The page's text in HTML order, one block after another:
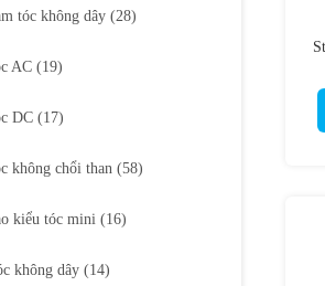
tóc không dây (28)
AC (19)
DC (17)
không chổi than (58)
kiểu tóc mini (16)
không dây (14)